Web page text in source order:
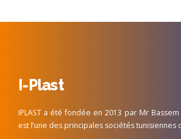
I-Plast
IPLAST a été fondée en 2013 par Mr Bassem
est l’une des principales sociétés tunisiennes